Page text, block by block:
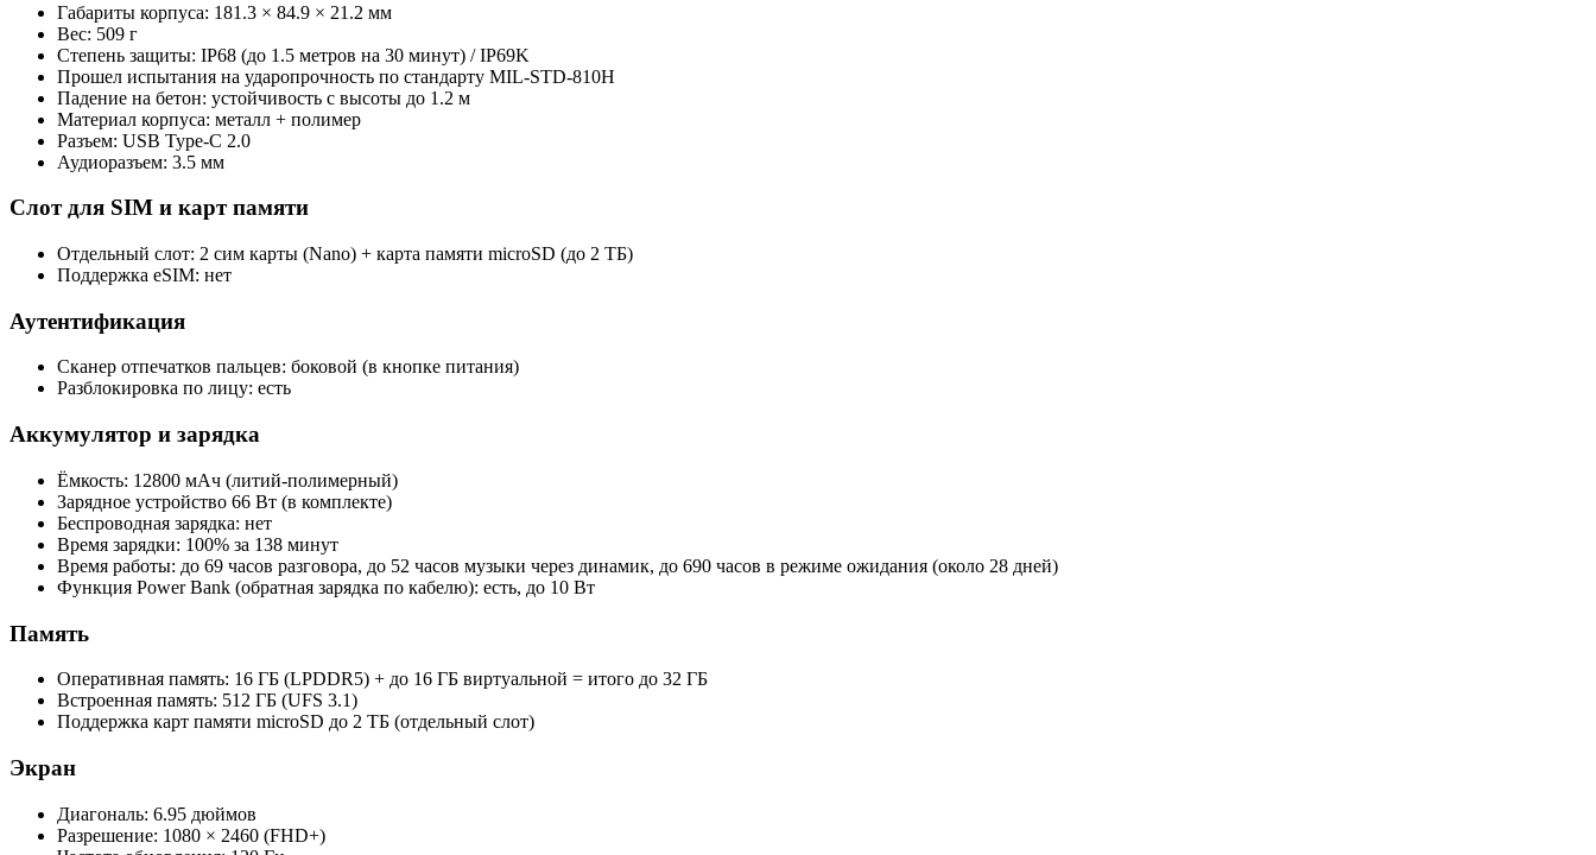
Габариты корпуса: 181.3 × 84.9 × 21.2 мм
Вес: 509 г
Степень защиты: IP68 (до 1.5 метров на 30 минут) / IP69K
Прошел испытания на ударопрочность по стандарту MIL-STD-810H
Падение на бетон: устойчивость с высоты до 1.2 м
Материал корпуса: металл + полимер
Разъем: USB Type‑C 2.0
Аудиоразъем: 3.5 мм
Слот для SIM и карт памяти
Отдельный слот: 2 сим карты (Nano) + карта памяти microSD (до 2 ТБ)
Поддержка eSIM: нет
Аутентификация
Сканер отпечатков пальцев: боковой (в кнопке питания)
Разблокировка по лицу: есть
Аккумулятор и зарядка
Ёмкость: 12800 мАч (литий-полимерный)
Зарядное устройство 66 Вт (в комплекте)
Беспроводная зарядка: нет
Время зарядки: 100% за 138 минут
Время работы: до 69 часов разговора, до 52 часов музыки через динамик, до 690 часов в режиме ожидания (около 28 дней)
Функция Power Bank (обратная зарядка по кабелю): есть, до 10 Вт
Память
Оперативная память: 16 ГБ (LPDDR5) + до 16 ГБ виртуальной = итого до 32 ГБ
Встроенная память: 512 ГБ (UFS 3.1)
Поддержка карт памяти microSD до 2 ТБ (отдельный слот)
Экран
Диагональ: 6.95 дюймов
Разрешение: 1080 × 2460 (FHD+)